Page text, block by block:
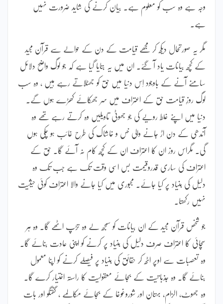
وجہ ہے وہ سب کو معلوم ہے۔ بیان کرنے کی شاید ضرورت نہیں
ہے۔
مگر یہ صورتحال دیکھ کر مجھے قیامت کے دن کے حوالے سے قرآن مجید
کے کچھ بیانات یاد آ گئے۔ ان میں یہ بتایا گیا ہے کہ جو لوگ واضح دلائل
سامنے آنے کے باوجود اِس دنیا میں حق کو جھٹلاتے رہے ہیں ، وہ سب
لوگ روزِ قیامت حق کے اعتراف میں سر جھکائے کھڑے ہوں گے۔
دنیا میں اپنے غلط رویے کی جو جھوٹی تاویلیں وہ کرتے رہے تھے وہ
آندھی کے دن اڑ جانے والی خس و خاشاک کی طرح غائب ہو چکی ہوں
گی۔ مگراس روز ان کا اعتراف ان کے کچھ کام نہ آئے گا۔ حق کے
اعتراف کی ساری قدروقیمت بس اسی وقت تک ہے جب تک وہ
دلیل کی بنیاد پر کیا جائے۔ مجبوری میں کیا جانے والا اعتراف کوئی حیثیت
نہیں رکھتا۔
جو شخص قرآن مجید کے ان بیانات کو سمجھ لے وہ تڑپ اٹھے گا۔ وہ ہر
سچائی کا اعتراف صرف دلیل کی بنیاد پر کرنے کو اپنی عادت بنائے گا۔
وہ تعصبات سے اوپر اٹھ کر حقائق کی بنیاد پر فیصلے کرنے کو اپنا معمول
بنائے گا۔ وہ جذباتیت کے بجائے معقولیت کا راستہ اختیار کرے گا۔
وہ جھوٹ، الزام، بہتان اور شوروغوغا کے بجائے مکالمے ، گفتگو اور بات